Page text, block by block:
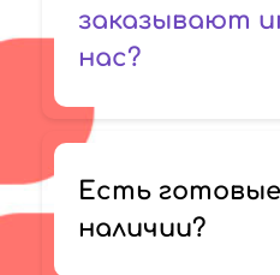
заказывают
нас?
Есть
наличии?